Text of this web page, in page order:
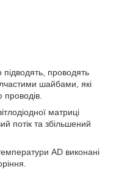
проводять
шайбами, які
матриці
потік та збільшений
AD виконані